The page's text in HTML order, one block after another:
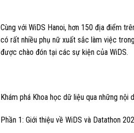
Cùng với WiDS Hanoi, hơn 150 địa điểm
có rất nhiều phụ nữ xuất sắc làm việc
được chào đón tại các sự kiện của WiDS.
Khám phá Khoa học dữ liệu qua những
Phần 1: Giới thiệu về WiDS và Datathon